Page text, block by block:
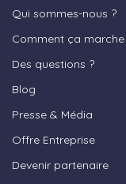
Qui sommes-nous ?
Comment ça marche
Des questions ?
Blog
Presse & Média
Offre Entreprise
Devenir partenaire